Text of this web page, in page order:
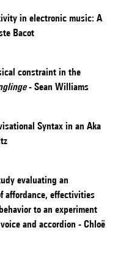
in electronic music: A
Bacot
constraint in the
- Sean Williams
Syntax in an Aka
evaluating an
affordance, effectivities
to an experiment
and accordion - Chloë